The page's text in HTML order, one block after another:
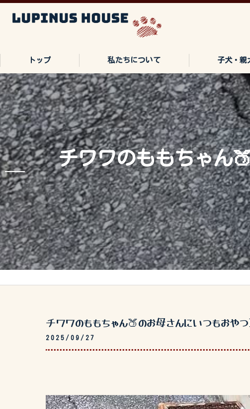
トップ 私たちについて
ご家族の声
よくある質問
子犬・親
チワワのももちゃん
チワワのももちゃん🍑のお母さんにいつもおや
2025/09/27